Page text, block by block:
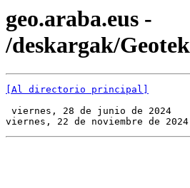
geo.araba.eus -
/deskargak/
[Al directorio principal]
viernes, 28 de junio de 2024
viernes, 22 de noviembre de